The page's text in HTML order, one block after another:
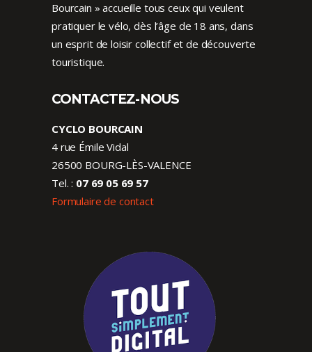
Bourcain » accueille tous ceux qui veulent
pratiquer le vélo, dès l’âge de 18 ans, dans
un esprit de loisir collectif et de découverte
touristique.
CONTACTEZ-NOUS
CYCLO BOURCAIN
4 rue Émile Vidal
26500 BOURG-LÈS-VALENCE
Tel. : 07 69 05 69 57
Formulaire de contact